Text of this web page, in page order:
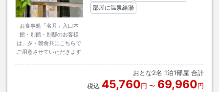
お食事処「名月」入口本
館・別館・別邸のお客様
は、夕・朝食共にこちらで
ご用意させていただきます
部屋に温泉給湯
おとな2名 1泊1部屋 合計
税込 45,760円 〜 69,960円